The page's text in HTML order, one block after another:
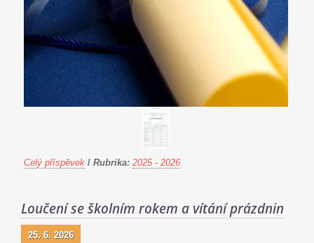
Celý příspěvek / Rubrika: 2025 - 2026
Loučení se školním rokem a vítání prázdnin
25. 6. 2026